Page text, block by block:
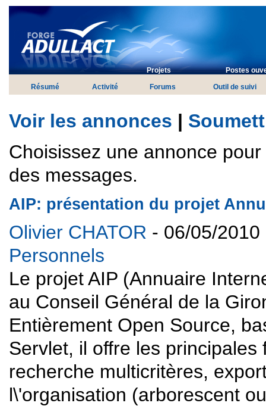
Projets Postes
Résumé Activité Forums Outil de suivi
Voir les annonces |
Choisissez une annonce
des messages.
AIP: présentation du projet
Olivier CHATOR - 06/05/
Personnels
Le projet AIP (Annuaire
au Conseil Général de la
Entièrement Open Source,
Servlet, il offre les
recherche multicritères,
l\'organisation (arborescent